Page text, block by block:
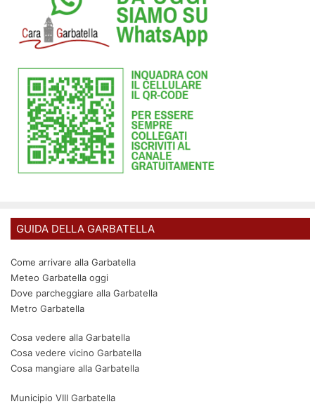
GUIDA DELLA GARBATELLA
Come arrivare alla Garbatella
Meteo Garbatella oggi
Dove parcheggiare alla Garbatella
Metro Garbatella
Cosa vedere alla Garbatella
Cosa vedere vicino Garbatella
Cosa mangiare alla Garbatella
Municipio VIII Garbatella